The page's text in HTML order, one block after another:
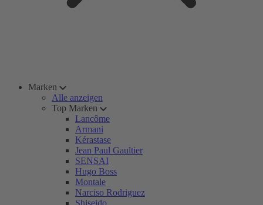
Marken
Alle anzeigen
Top Marken
Lancôme
Armani
Kérastase
Jean Paul Gaultier
SENSAI
Hugo Boss
Montale
Narciso Rodriguez
Shiseido